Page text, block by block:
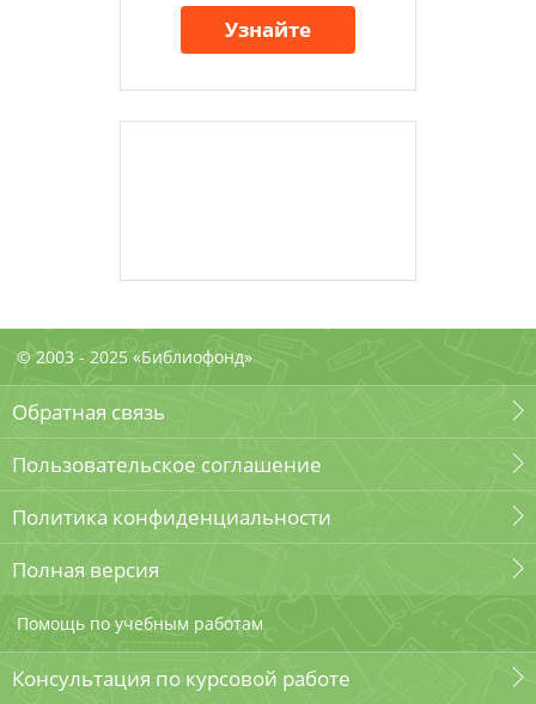
Узнайте
© 2003 - 2025 «Библиофонд»
Обратная связь
Пользовательское соглашение
Политика конфиденциальности
Полная версия
Помощь по учебным работам
Консультация по курсовой работе